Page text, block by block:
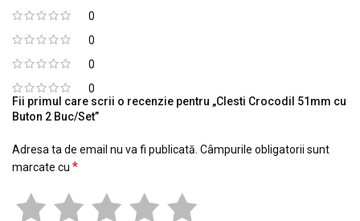
0
0
0
0
Fii primul care scrii o recenzie pentru „Clesti Crocodil 51mm cu
Buton 2 Buc/Set”
Adresa ta de email nu va fi publicată. Câmpurile obligatorii sunt
marcate cu *